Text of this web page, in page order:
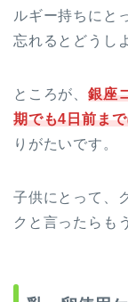
ルギー持ちにと
忘れるとどうし
ところが、 銀座
期でも4日前ま
りがたいです。
子供にとって、
クと言ったらも